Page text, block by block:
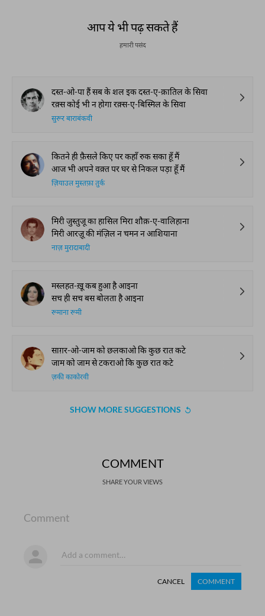
आप ये भी पढ़ सकते हैं
हमारी पसंद
दस्त-ओ-पा हैं सब के शल इक दस्त-ए-क़ातिल के सिवा
रक़्स कोई भी न होगा रक़्स-ए-बिस्मिल के सिवा
सुरूर बाराबंकवी
कितने ही फ़ैसले किए पर कहाँ रुक सका हूँ मैं
आज भी अपने वक़्त पर घर से निकल पड़ा हूँ मैं
ज़ियाउल मुस्तफ़ा तुर्क
मिरी जुस्तुजू का हासिल मिरा शौक़-ए-वालिहाना
मिरी आरज़ू की मंज़िल न चमन न आशियाना
नाज़ मुरादाबादी
मस्लहत-ख़ू कब हुआ है आइना
सच ही सच बस बोलता है आइना
रूमाना रूमी
साग़र-ओ-जाम को छलकाओ कि कुछ रात कटे
जाम को जाम से टकराओ कि कुछ रात कटे
ज़की काकोरवी
SHOW MORE SUGGESTIONS
COMMENT
SHARE YOUR VIEWS
Comment
CANCEL COMMENT